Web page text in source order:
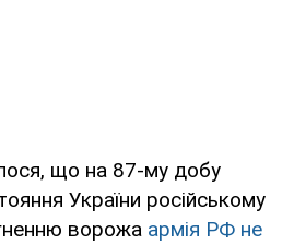
що на 87-му добу
України російському
ворожа армія РФ не